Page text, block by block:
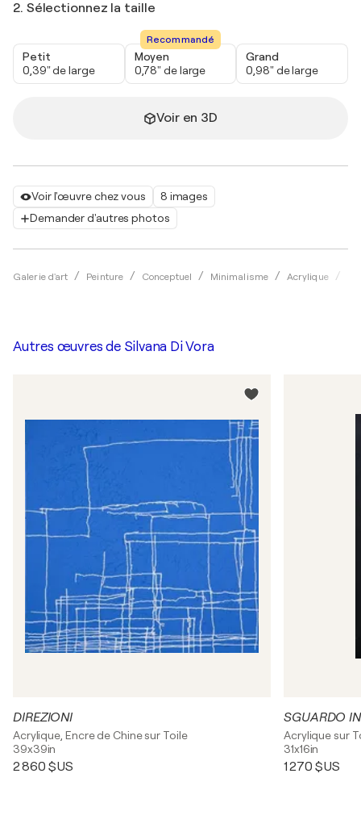
Voir l'œuvre chez vous
8 images
Demander d'autres photos
Galerie d'art Peinture Conceptuel Minimalisme Acrylique
2. Sélectionnez la taille
Petit
0,39" de large
Recommandé
Moyen
0,78" de large
Grand
0,98" de large
Voir en 3D
Autres œuvres de Silvana Di Vora
DIREZIONI
Acrylique, Encre de Chine sur Toile
39x39in
2 860 $US
SGUARDO
Acrylique sur
31x16in
1 270 $US